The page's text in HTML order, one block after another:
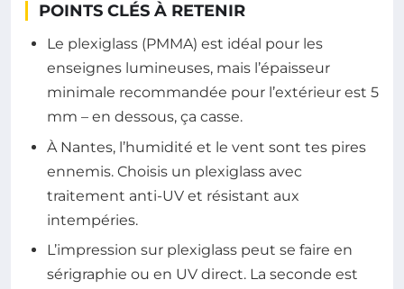
POINTS CLÉS À RETENIR
Le plexiglass (PMMA) est idéal pour les
enseignes lumineuses, mais l’épaisseur
minimale recommandée pour l’extérieur est 5
mm – en dessous, ça casse.
À Nantes, l’humidité et le vent sont tes pires
ennemis. Choisis un plexiglass avec
traitement anti-UV et résistant aux
intempéries.
L’impression sur plexiglass peut se faire en
sérigraphie ou en UV direct. La seconde est